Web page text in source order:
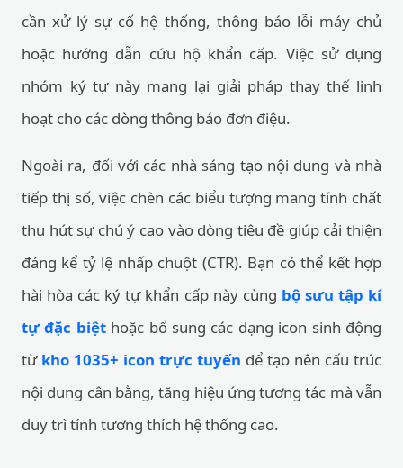
cần xử lý sự cố hệ thống, thông báo lỗi máy chủ
hoặc hướng dẫn cứu hộ khẩn cấp. Việc sử dụng
nhóm ký tự này mang lại giải pháp thay thế linh
hoạt cho các dòng thông báo đơn điệu.
Ngoài ra, đối với các nhà sáng tạo nội dung và nhà
tiếp thị số, việc chèn các biểu tượng mang tính chất
thu hút sự chú ý cao vào dòng tiêu đề giúp cải thiện
đáng kể tỷ lệ nhấp chuột (CTR). Bạn có thể kết hợp
hài hòa các ký tự khẩn cấp này cùng bộ sưu tập kí
tự đặc biệthoặc bổ sung các dạng icon sinh động
từ kho 1035+ icon trực tuyến để tạo nên cấu trúc
nội dung cân bằng, tăng hiệu ứng tương tác mà vẫn
duy trì tính tương thích hệ thống cao.